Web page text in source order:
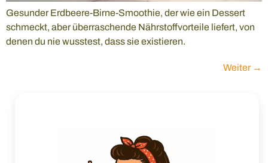
Gesunder Erdbeere-Birne-Smoothie, der wie ein Dessert
schmeckt, aber überraschende Nährstoffvorteile liefert, von
denen du nie wusstest, dass sie existieren.
Weiter →